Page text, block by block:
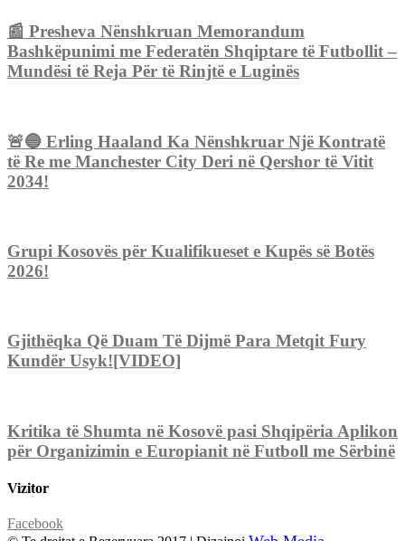
📰 Presheva Nënshkruan Memorandum
Bashkëpunimi me Federatën Shqiptare të Futbollit –
Mundësi të Reja Për të Rinjtë e Luginës
🚨🔵 Erling Haaland Ka Nënshkruar Një Kontratë
të Re me Manchester City Deri në Qershor të Vitit
2034!
Grupi Kosovës për Kualifikueset e Kupës së Botës
2026!
Gjithëqka Që Duam Të Dijmë Para Metqit Fury
Kundër Usyk![VIDEO]
Kritika të Shumta në Kosovë pasi Shqipëria Aplikon
për Organizimin e Europianit në Futboll me Sërbinë
Vizitor
Facebook